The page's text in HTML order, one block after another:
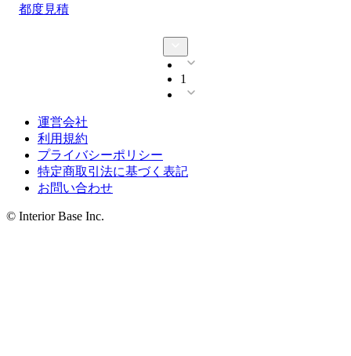
都度見積
1
運営会社
利用規約
プライバシーポリシー
特定商取引法に基づく表記
お問い合わせ
© Interior Base Inc.